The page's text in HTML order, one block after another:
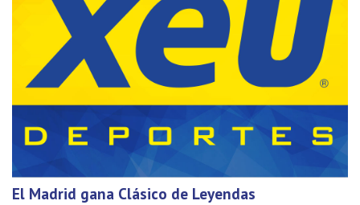
El Madrid gana Clásico de Leyendas